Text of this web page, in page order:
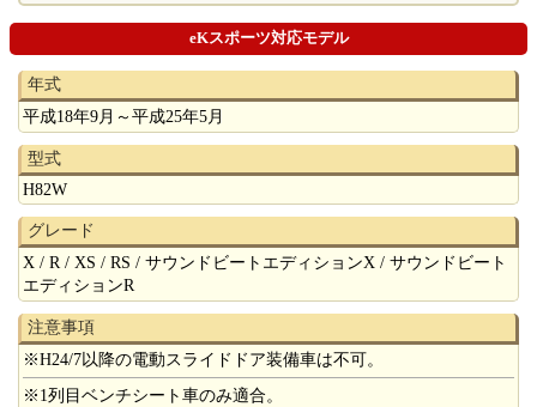
eKスポーツ対応モデル
年式
平成18年9月～平成25年5月
型式
H82W
グレード
X / R / XS / RS / サウンドビートエディションX / サウンドビート
エディションR
注意事項
※H24/7以降の電動スライドドア装備車は不可。
※1列目ベンチシート車のみ適合。